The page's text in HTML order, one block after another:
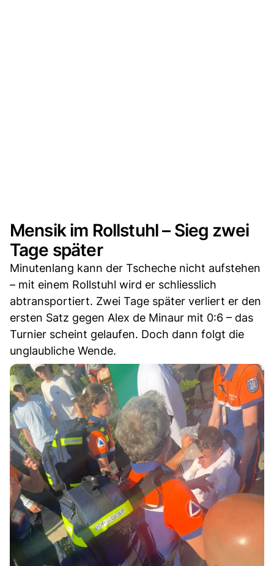
Mensik im Rollstuhl – Sieg zwei
Tage später
Minutenlang kann der Tscheche nicht aufstehen
– mit einem Rollstuhl wird er schliesslich
abtransportiert. Zwei Tage später verliert er den
ersten Satz gegen Alex de Minaur mit 0:6 – das
Turnier scheint gelaufen. Doch dann folgt die
unglaubliche Wende.